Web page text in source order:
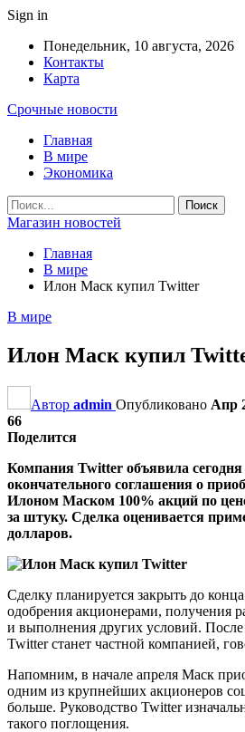
Sign in
Понедельник, 10 августа, 2026
Контакты
Карта
Срочные новости
Главная
В мире
Экономика
Магазин новостей
Главная
В мире
Илон Маск купил Twitter
В мире
Илон Маск купил
Автор admin Опубликовано Апр
66
Поделится
Компания Twitter объявила
окончательного соглашения о
Илоном Маском 100% акций по
за штуку. Сделка оценивается
долларов.
Сделку планируется закрыть до
одобрения акционерами, получения
и выполнения других условий. После
Twitter станет частной компанией,
Напомним, в начале апреля Маск
одним из крупнейших акционеров
больше. Руководство Twitter
такого поглощения.